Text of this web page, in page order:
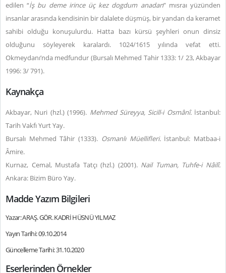
edilen “İş bu deme irince üç kez dogdum anadan” mısraı yüzünden
insanlar arasında kendisinin bir dalalete düşmüş, bir yandan da keramet
sahibi olduğu konuşulurdu. Hatta bazı kürsü şeyhleri onun dinsiz
olduğunu söyleyerek karalardı. 1024/1615 yılında vefat etti.
Okmeydanı’nda medfundur (Bursalı Mehmed Tahir 1333: 1/ 23, Akbayar
1996: 3/ 791).
Kaynakça
Akbayar, Nuri (hzl.) (1996). Mehmed Süreyya, Sicill-i Osmânî.İstanbul:
Tarih Vakfı Yurt Yay.
Bursalı Mehmed Tâhir (1333). Osmanlı Müellifleri. İstanbul: Matbaa-i
Âmire.
Kurnaz, Cemal, Mustafa Tatçı (hzl.) (2001). Nail Tuman, Tuhfe-i Nâilî.
Ankara: Bizim Büro Yay.
Madde Yazım Bilgileri
Yazar: ARAŞ. GÖR. KADRİ HÜSNÜ YILMAZ
Yayın Tarihi: 09.10.2014
Güncelleme Tarihi: 31.10.2020
Eserlerinden Örnekler